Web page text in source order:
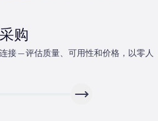
购
接—评估质量、可用性和价格，以零人